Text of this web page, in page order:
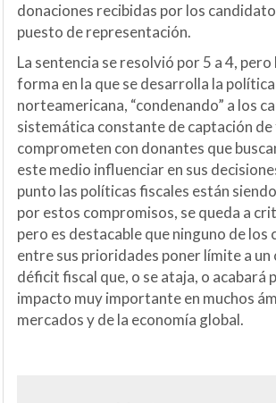
donaciones recibidas por los
puesto de representación.
La sentencia se resolvió por 5 a 4, pero
forma en la que se desarrolla la política
norteamericana, “condenando” a los
sistemática constante de captación
comprometen con donantes que
este medio influenciar en sus
punto las políticas fiscales están
por estos compromisos, se queda a
pero es destacable que ninguno de
entre sus prioridades poner límite a
déficit fiscal que, o se ataja, o acabará
impacto muy importante en muchos
mercados y de la economía global.